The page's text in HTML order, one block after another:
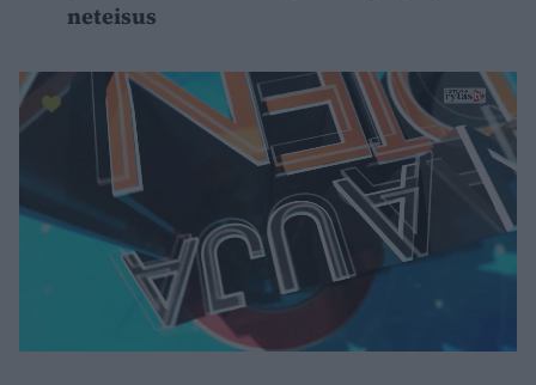
neteisus